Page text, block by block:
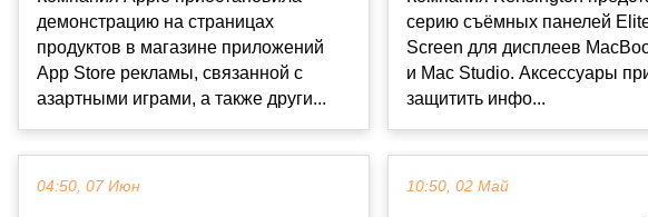
демонстрацию на страницах
продуктов в магазине приложений
App Store рекламы, связанной с
азартными играми, а также други...
04:50, 07 Июн
серию съёмных панелей
Screen для дисплеев
и Mac Studio. Аксессуары
защитить инфо...
10:50, 02 Май